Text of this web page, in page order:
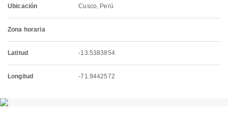
Ubicación Cusco, Perú
Zona horaria
Latitud -13.5383854
Longitud -71.9442572